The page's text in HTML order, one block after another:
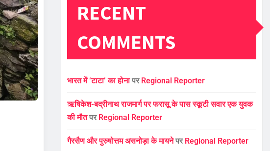
RECENT
COMMENTS
भारत में ‘टाटा’ का होनापर Regional Reporter
ऋषिकेश-बद्रीनाथ राजमार्ग पर फरासू के पास स्कूटी सवार एक युवक
की मौतपर Regional Reporter
गैरसैण और पुरुषोत्तम असनोड़ा के मायनेपर Regional Reporter